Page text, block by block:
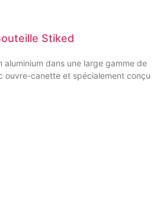
Stiked
aluminium dans une large gamme de
ouvre-canette et spécialement conçu